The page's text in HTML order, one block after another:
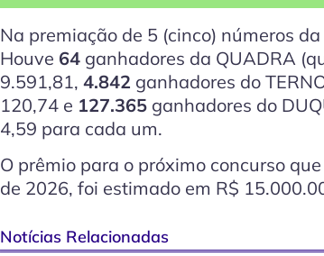
Na premiação de 5 (cinco) números
Houve 64 ganhadores da QUADRA
9.591,81, 4.842 ganhadores do
120,74 e 127.365 ganhadores do
4,59 para cada um.
O prêmio para o próximo concurso
de 2026, foi estimado em R$
Notícias Relacionadas